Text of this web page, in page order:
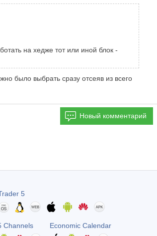
на хедже тот или иной блок -
было выбрать сразу отсеяв из всего
Новый комментарий
5
Channels Economic Calendar